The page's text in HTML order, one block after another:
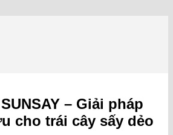
– Giải pháp
cho trái cây sấy dẻo